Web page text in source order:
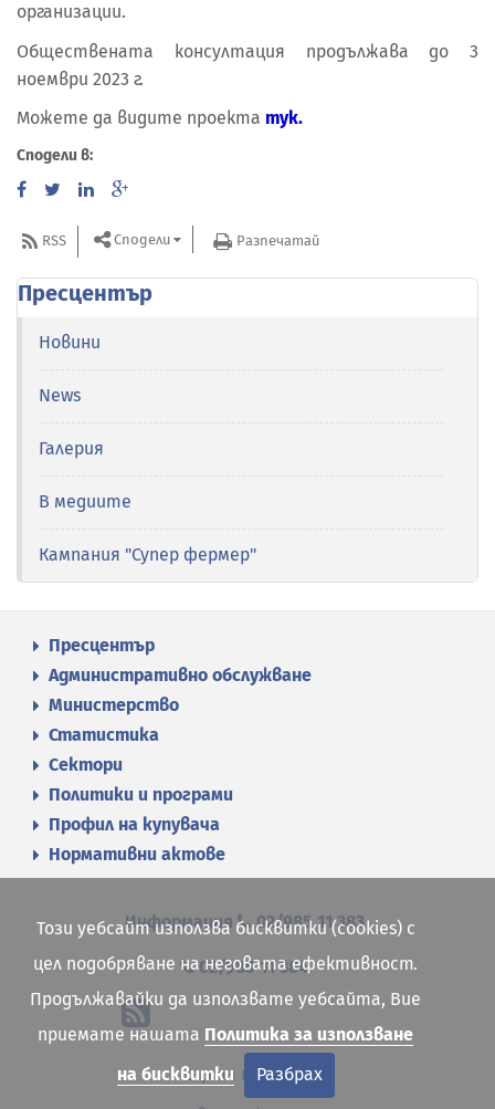
организации.
Обществената консултация продължава до 3
ноември 2023 г.
Можете да видите проекта тук.
Сподели в:
RSS Сподели Разпечатай
Пресцентър
Новини
News
Галерия
В медиите
Кампания "Супер фермер"
Пресцентър
Административно обслужване
Министерство
Статистика
Сектори
Политики и програми
Профил на купувача
Нормативни актове
Информация 02/985 11 383
02/985 11 384
Карта на сайта
Този уебсайт използва бисквитки (cookies) с
цел подобряване на неговата ефективност.
Продължавайки да използвате уебсайта, Вие
приемате нашата Политика за използване
на бисквитки
Разбрах